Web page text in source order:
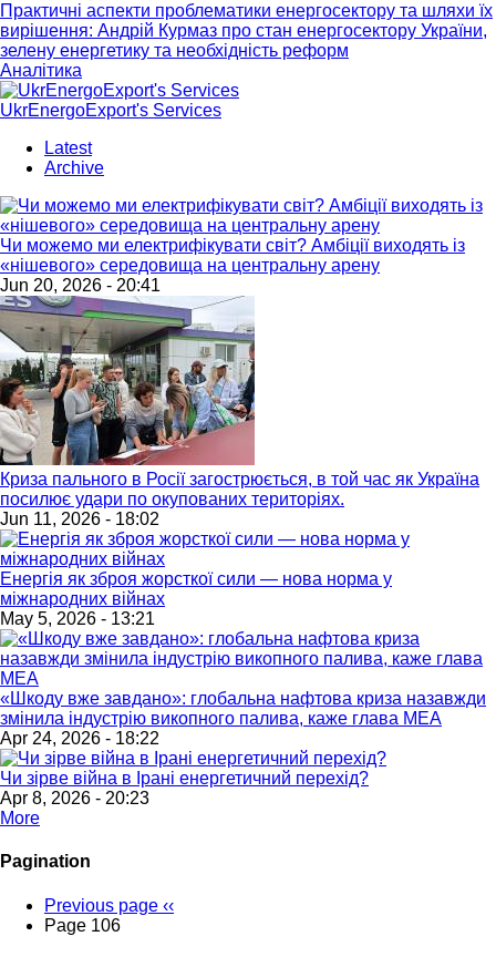
Практичні аспекти проблематики енергосектору та шляхи їх
вирішення: Андрій Курмаз про стан енергосектору України,
зелену енергетику та необхідність реформ
Аналітика
UkrEnergoExport's Services
Latest
Archive
Чи можемо ми електрифікувати світ? Амбіції виходять із
«нішевого» середовища на центральну арену
Jun 20, 2026 - 20:41
Криза пального в Росії загострюється, в той час як Україна
посилює удари по окупованих територіях.
Jun 11, 2026 - 18:02
Енергія як зброя жорсткої сили — нова норма у
міжнародних війнах
May 5, 2026 - 13:21
«Шкоду вже завдано»: глобальна нафтова криза назавжди
змінила індустрію викопного палива, каже глава МЕА
Apr 24, 2026 - 18:22
Чи зірве війна в Ірані енергетичний перехід?
Apr 8, 2026 - 20:23
More
Pagination
Previous page ‹‹
Page 106